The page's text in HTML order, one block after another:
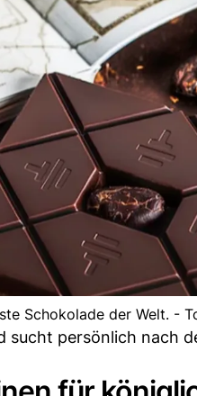
Schokolade der Welt. -
persönlich nach